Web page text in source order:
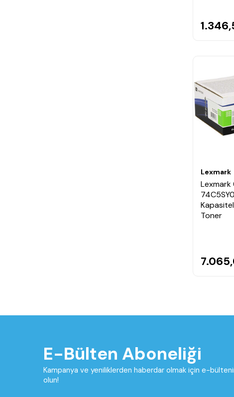
Lexmark
Lexmark
Toner
E-Bülten Aboneliği
Kampanya ve yeniliklerden haberdar olmak için e-
olun!